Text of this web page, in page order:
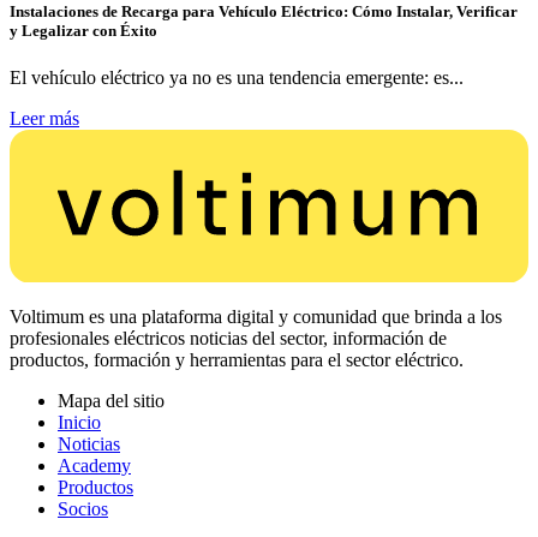
Instalaciones de Recarga para Vehículo Eléctrico: Cómo Instalar, Verificar
y Legalizar con Éxito
El vehículo eléctrico ya no es una tendencia emergente: es...
Leer más
Voltimum es una plataforma digital y comunidad que brinda a los
profesionales eléctricos noticias del sector, información de
productos, formación y herramientas para el sector eléctrico.
Mapa del sitio
Inicio
Noticias
Academy
Productos
Socios